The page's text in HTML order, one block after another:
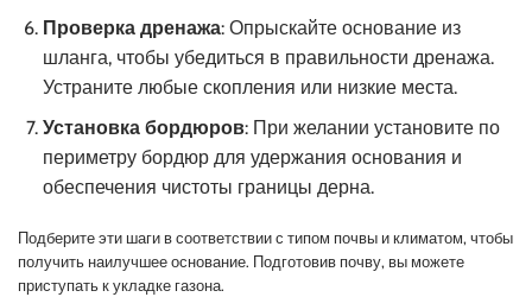
Проверка дренажа: Опрыскайте основание из
шланга, чтобы убедиться в правильности дренажа.
Устраните любые скопления или низкие места.
Установка бордюров: При желании установите по
периметру бордюр для удержания основания и
обеспечения чистоты границы дерна.
Подберите эти шаги в соответствии с типом почвы и климатом, чтобы
получить наилучшее основание. Подготовив почву, вы можете
приступать к укладке газона.